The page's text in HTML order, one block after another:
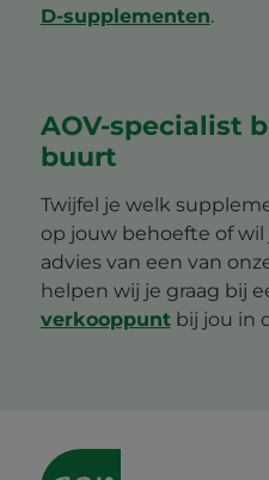
D-supplementen.
AOV-specialist
buurt
Twijfel je welk
op jouw behoefte of wil
advies van een van
helpen wij je graag bij
verkooppuntbij jou in